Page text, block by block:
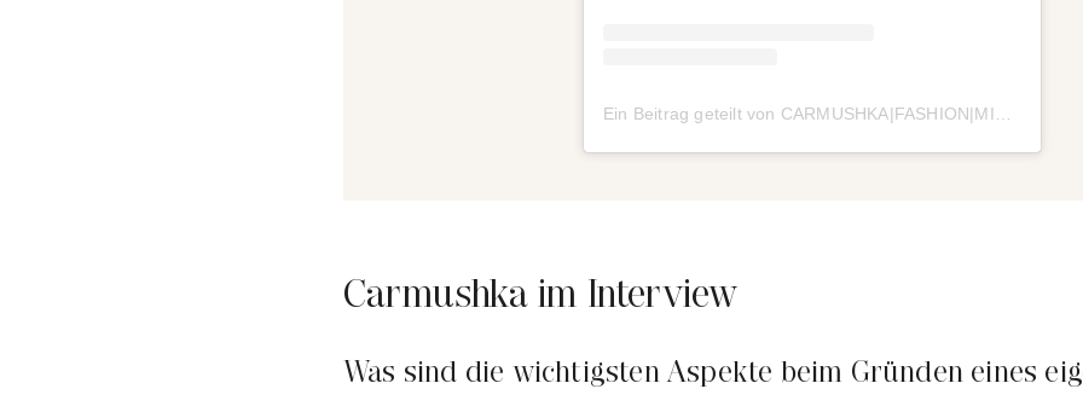
Carmushka im Interview
Was sind die wichtigsten Aspekte beim Gründen eines